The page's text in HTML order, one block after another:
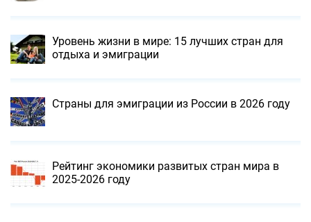
Уровень жизни в мире: 15 лучших стран для
отдыха и эмиграции
Страны для эмиграции из России в 2026 году
Рейтинг экономики развитых стран мира в
2025-2026 году